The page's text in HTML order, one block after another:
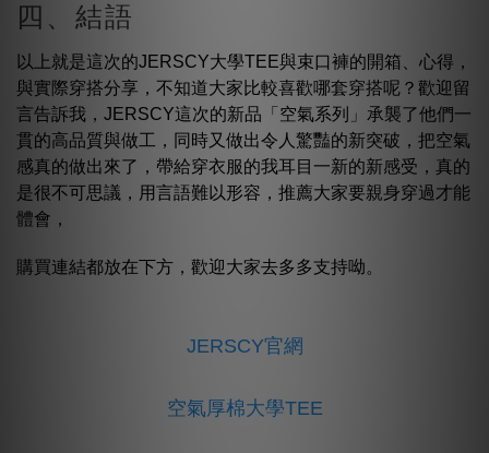
四、結語
以上就是這次的JERSCY大學TEE與束口褲的開箱、心得，
與實際穿搭分享，不知道大家比較喜歡哪套穿搭呢？歡迎留
言告訴我，JERSCY這次的新品「空氣系列」承襲了他們一
貫的高品質與做工，同時又做出令人驚豔的新突破，把空氣
感真的做出來了，帶給穿衣服的我耳目一新的新感受，真的
是很不可思議，用言語難以形容，推薦大家要親身穿過才能
體會，
購買連結都放在下方，歡迎大家去多多支持呦。
JERSCY官網
空氣厚棉大學TEE